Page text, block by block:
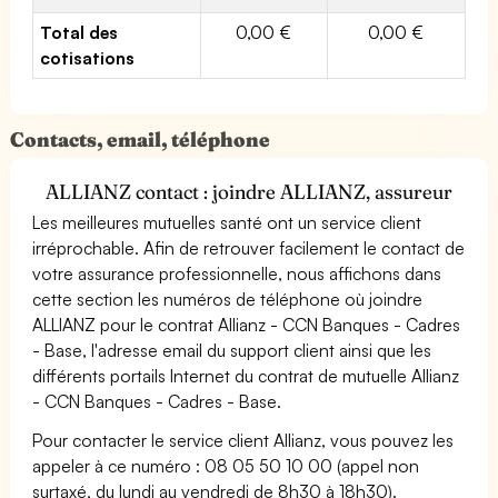
Total des
cotisations
0,00 € 0,00 €
Contacts, email, téléphone
ALLIANZ contact : joindre ALLIANZ, assureur
Les meilleures mutuelles santé ont un service client
irréprochable. Afin de retrouver facilement le contact de
votre assurance professionnelle, nous affichons dans
cette section les numéros de téléphone où joindre
ALLIANZ pour le contrat Allianz - CCN Banques - Cadres
- Base, l'adresse email du support client ainsi que les
différents portails Internet du contrat de mutuelle Allianz
- CCN Banques - Cadres - Base.
Pour contacter le service client Allianz, vous pouvez les
appeler à ce numéro : 08 05 50 10 00 (appel non
surtaxé, du lundi au vendredi de 8h30 à 18h30).